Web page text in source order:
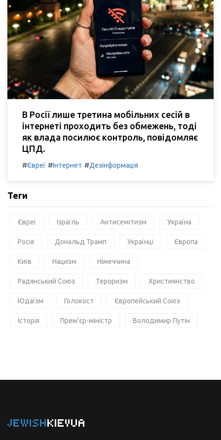
В Росії лише третина мобільних сесій в
інтернеті проходить без обмежень, тоді
як влада посилює контроль, повідомляє
ЦПД.
#Євреї #Інтернет #Дезінформація
Теги
Євреї Ізраїль Антисемітизм Україна
Росія Дональд Трамп Українці Європа
Київ Нацизм Німеччина
Радянський Союз Тероризм Християнство
Юдаїзм Голокост Європейський Союз
Історія Прем'єр-міністр Володимир Путін
JEWISHKIEVUA